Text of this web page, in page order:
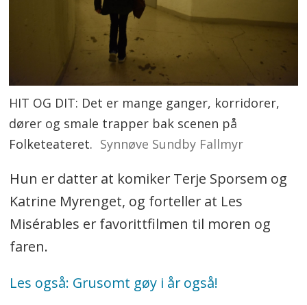
HIT OG DIT: Det er mange ganger, korridorer,
dører og smale trapper bak scenen på
Folketeateret. Synnøve Sundby Fallmyr
Hun er datter at komiker Terje Sporsem og
Katrine Myrenget, og forteller at Les
Misérables er favorittfilmen til moren og
faren.
Les også: Grusomt gøy i år også!